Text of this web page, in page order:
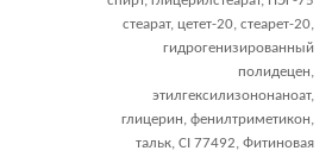
стеарат, цетет-20, стеарет-20,
гидрогенизированный
полидецен,
этилгексилизононаноат,
глицерин, фенилтриметикон,
тальк, CI 77492, Фитиновая